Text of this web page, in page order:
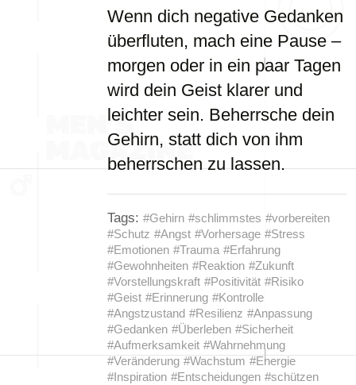
Wenn dich negative Gedanken
überfluten, mach eine Pause –
morgen oder in ein paar Tagen
wird dein Geist klarer und
leichter sein. Beherrsche dein
Gehirn, statt dich von ihm
beherrschen zu lassen.
Tags: #Gehirn #schlimmstes #vorbereiten
#Schutz #Angst #Vorhersage #Stress
#Emotionen #Trauma #Erfahrung
#Gewohnheiten #Reaktion #Zukunft
#Vorstellungskraft #Positivität #Risiko
#Geist #Erinnerung #Kontrolle
#Angstzustand #Resilienz #Anpassung
#Gedanken #Überleben #Sicherheit
#Aufmerksamkeit #Wahrnehmung
#Veränderung #Wachstum #Energie
#Inspiration #Entscheidungen #schützen